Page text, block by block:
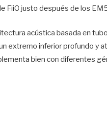
FiiO justo después de los
acústica basada en
extremo inferior profundo y
bien con diferentes